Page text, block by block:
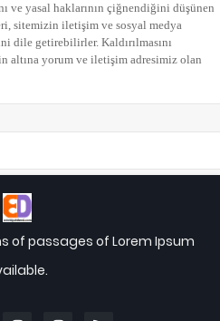
ve yasal haklarının çiğnendiğini düşünen
sitemizin iletişim ve sosyal medya
dile getirebilirler. Kaldırılmasını
altına yorumve iletişim adresimiz olan
of passages of Lorem Ipsum